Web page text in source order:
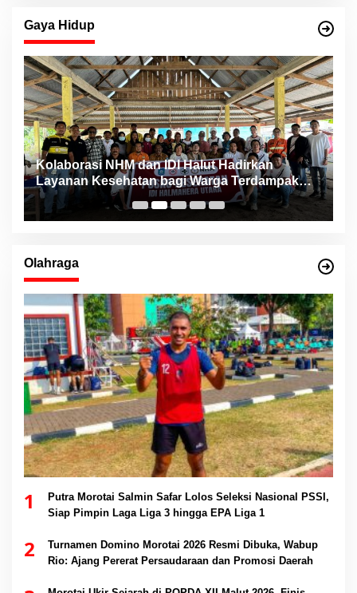
Gaya Hidup
Kolaborasi NHM dan IDI Halut Hadirkan
Layanan Kesehatan bagi Warga Terdampak
Bencana Kao Barat
Olahraga
1
Putra Morotai Salmin Safar Lolos Seleksi Nasional PSSI,
Siap Pimpin Laga Liga 3 hingga EPA Liga 1
2
Turnamen Domino Morotai 2026 Resmi Dibuka, Wabup
Rio: Ajang Pererat Persaudaraan dan Promosi Daerah